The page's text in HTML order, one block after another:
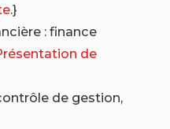
.}
: finance
de
de gestion,